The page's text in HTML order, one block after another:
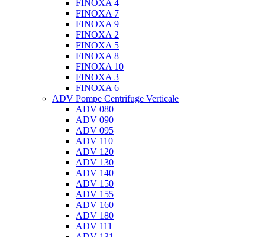
FINOXA 4
FINOXA 7
FINOXA 9
FINOXA 2
FINOXA 5
FINOXA 8
FINOXA 10
FINOXA 3
FINOXA 6
ADV Pompe Centrifuge Verticale
ADV 080
ADV 090
ADV 095
ADV 110
ADV 120
ADV 130
ADV 140
ADV 150
ADV 155
ADV 160
ADV 180
ADV 111